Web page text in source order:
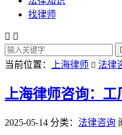
找律师
 
当前位置： 上海律师  法律
上海律师咨询：工
2025-05-14 分类： 法律咨询